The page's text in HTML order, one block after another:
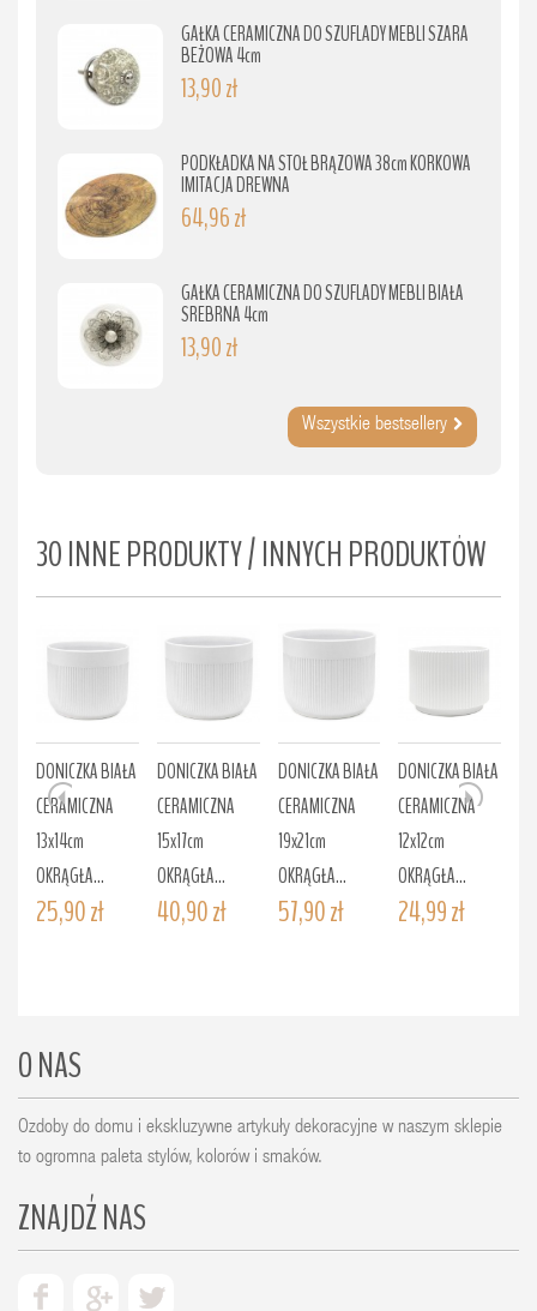
GAŁKA CERAMICZNA DO SZUFLADY MEBLI SZARA
BEŻOWA 4cm
13,90 zł
PODKŁADKA NA STÓŁ BRĄZOWA 38cm KORKOWA
IMITACJA DREWNA
64,96 zł
GAŁKA CERAMICZNA DO SZUFLADY MEBLI BIAŁA
SREBRNA 4cm
13,90 zł
Wszystkie bestsellery
30 INNE PRODUKTY / INNYCH PRODUKTÓW
DONICZKA BIAŁA
CERAMICZNA
13x14cm
OKRĄGŁA...
25,90 zł
DONICZKA BIAŁA
CERAMICZNA
15x17cm
OKRĄGŁA...
40,90 zł
DONICZKA BIAŁA
CERAMICZNA
19x21cm
OKRĄGŁA...
57,90 zł
DONICZKA BIAŁA
CERAMICZNA
12x12cm
OKRĄGŁA...
24,99 zł
O NAS
Ozdoby do domu i ekskluzywne artykuły dekoracyjne w naszym sklepie
to ogromna paleta stylów, kolorów i smaków.
ZNAJDŹ NAS